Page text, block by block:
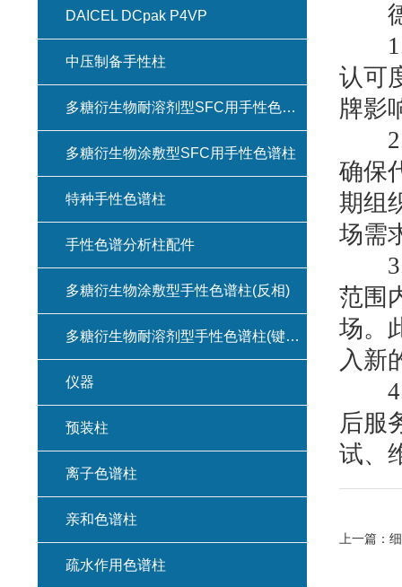
德
1.
认可
牌影
2.
确保
期组
场需
3.
范围
场。
入新
4.*
后服
试、
上一篇：
DAICEL DCpak P4VP
中压制备手性柱
多糖衍生物耐溶剂型SFC用手性色谱柱(键合型手性色谱柱)
多糖衍生物涂敷型SFC用手性色谱柱
特种手性色谱柱
手性色谱分析柱配件
多糖衍生物涂敷型手性色谱柱(反相)
多糖衍生物耐溶剂型手性色谱柱(键合型手性色谱柱)
仪器
预装柱
离子色谱柱
亲和色谱柱
疏水作用色谱柱